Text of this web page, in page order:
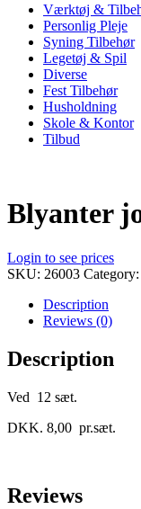
Værktøj &
Personlig Pleje
Syning Tilbehør
Legetøj & Spil
Diverse
Fest Tilbehør
Husholdning
Skole & Kontor
Tilbud
Blyanter
Login to see prices
SKU: 26003 Category:
Description
Reviews (0)
Description
Ved 12 sæt.
DKK. 8,00 pr.sæt.
Reviews